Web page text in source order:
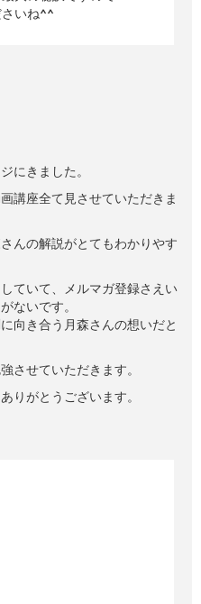
いね^^
にきました。
講座全て見させていただきま
んの解説がとてもわかりやす
ていて、メルマガ登録さえい
ないです。
向き合う月森さんの想いだと
させていただきます。
りがとうございます。